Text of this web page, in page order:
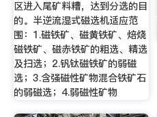
区进入尾矿料糟，达到分选的目
的。半逆流湿式磁选机适应范
围：1.磁铁矿、磁黄铁矿、焙烧
磁铁矿、磁赤铁矿的粗选、精选
及扫选；2.钒钛磁铁矿的弱磁
选；3.含强磁性矿物混合铁矿石
的弱磁选；4.弱磁性矿物